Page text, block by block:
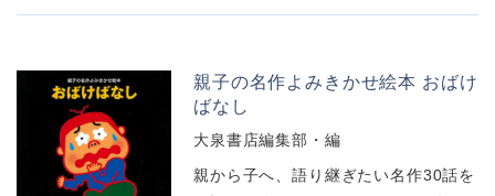
親子の名作よみきかせ絵本 おばけ
ばなし
大泉書店編集部・編
親から子へ、語り継ぎたい名作30話を